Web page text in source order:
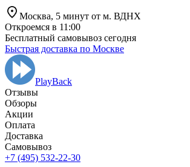
Москва, 5 минут от м. ВДНХ
Откроемся в 11:00
Бесплатный самовывоз сегодня
Быстрая доставка по Москве
PlayBack
Отзывы
Обзоры
Aкции
Оплата
Доставка
Самовывоз
+7 (495) 532-22-30